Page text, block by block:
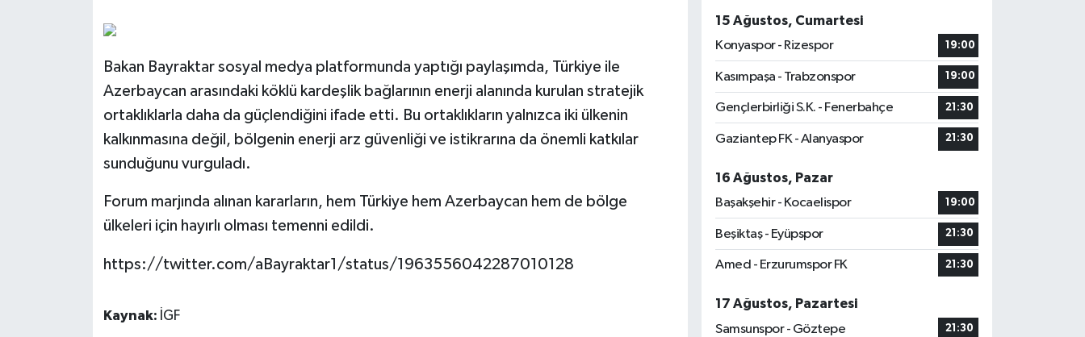
Bakan Bayraktar sosyal medya platformunda yaptığı paylaşımda, Türkiye ile
Azerbaycan arasındaki köklü kardeşlik bağlarının enerji alanında kurulan stratejik
ortaklıklarla daha da güçlendiğini ifade etti. Bu ortaklıkların yalnızca iki ülkenin
kalkınmasına değil, bölgenin enerji arz güvenliği ve istikrarına da önemli katkılar
sunduğunu vurguladı.
Forum marjında alınan kararların, hem Türkiye hem Azerbaycan hem de bölge
ülkeleri için hayırlı olması temenni edildi.
https://twitter.com/aBayraktar1/status/1963556042287010128
Kaynak: İGF
15 Ağustos, Cumartesi
Konyaspor - Rizespor
19:00
Kasımpaşa - Trabzonspor 19:00
Gençlerbirliği S.K. - Fenerbahçe 21:30
Gaziantep FK - Alanyaspor 21:30
16 Ağustos, Pazar
Başakşehir - Kocaelispor
19:00
Beşiktaş - Eyüpspor 21:30
Amed - Erzurumspor FK 21:30
17 Ağustos, Pazartesi
Samsunspor - Göztepe
21:30